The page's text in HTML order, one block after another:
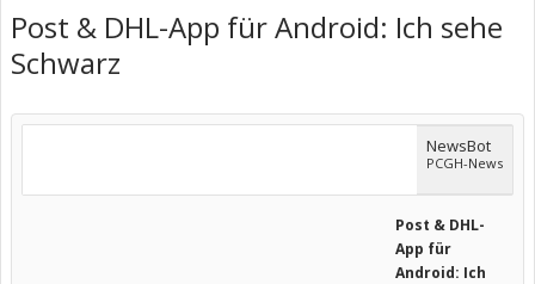
Post & DHL-App für Android: Ich sehe
Schwarz
NewsBot
PCGH-News
Post & DHL-
App für
Android: Ich